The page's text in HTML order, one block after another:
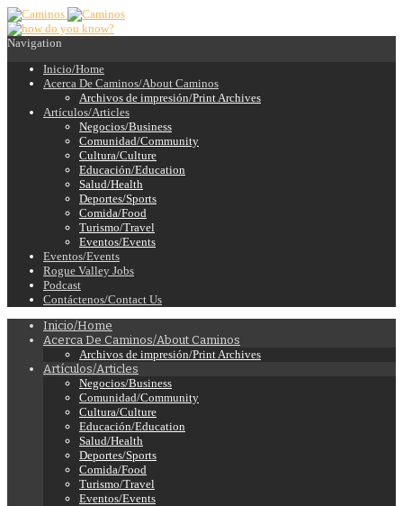
Navigation
Inicio/Home
Acerca De Caminos/About Caminos
Archivos de impresión/Print Archives
Artículos/Articles
Negocios/Business
Comunidad/Community
Cultura/Culture
Educación/Education
Salud/Health
Deportes/Sports
Comida/Food
Turismo/Travel
Eventos/Events
Eventos/Events
Rogue Valley Jobs
Podcast
Contáctenos/Contact Us
Inicio/Home
Acerca De Caminos/About Caminos
Archivos de impresión/Print Archives
Artículos/Articles
Negocios/Business
Comunidad/Community
Cultura/Culture
Educación/Education
Salud/Health
Deportes/Sports
Comida/Food
Turismo/Travel
Eventos/Events